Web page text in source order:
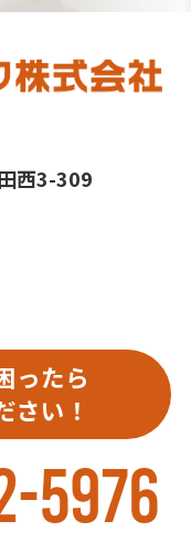
西3-309
ったら
さい！
5976